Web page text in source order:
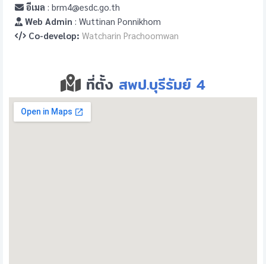
อีเมล : brm4@esdc.go.th
Web Admin : Wuttinan Ponnikhom
Co-develop: Watcharin Prachoomwan
ที่ตั้ง สพป.บุรีรัมย์ 4